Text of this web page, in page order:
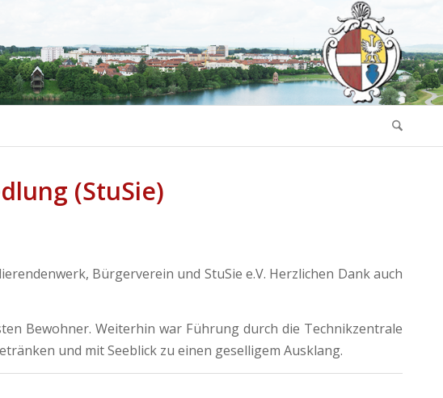
(StuSie)
Bürgerverein und StuSie e.V. Herzlichen Dank auch
Bewohner. Weiterhin war Führung durch die Technikzentrale
und mit Seeblick zu einen geselligem Ausklang.